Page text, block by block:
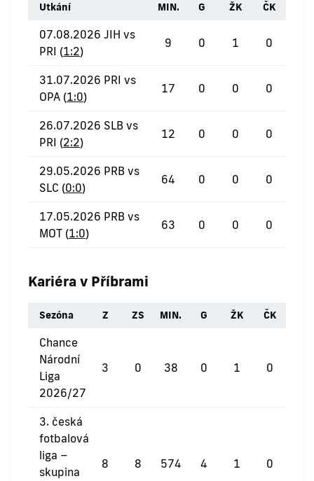
Utkání MIN. G ŽK ČK
07.08.2026 JIH vs
PRI (1:2)
9 0 1 0
31.07.2026 PRI vs
OPA (1:0)
17 0 0 0
26.07.2026 SLB vs
PRI (2:2)
12 0 0 0
29.05.2026 PRB vs
SLC (0:0)
64 0 0 0
17.05.2026 PRB vs
MOT (1:0)
63 0 0 0
Kariéra v Příbrami
Sezóna Z ZS MIN. G ŽK ČK
Chance
Národní
Liga
2026/27
3 0 38 0 1 0
3. česká
fotbalová
liga –
skupina
8 8 574 4 1 0